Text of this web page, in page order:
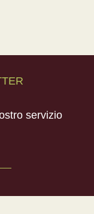
servizio